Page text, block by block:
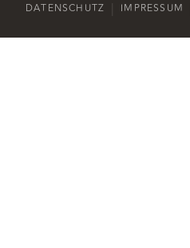
DATENSCHUTZ
IMPRESSUM